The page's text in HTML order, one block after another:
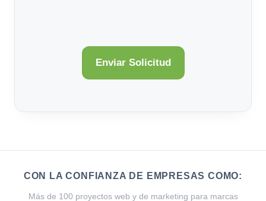
CON LA CONFIANZA DE EMPRESAS COMO:
Más de 100 proyectos web y de marketing para marcas